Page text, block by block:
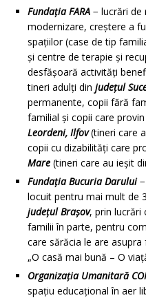
Fundația FARA − lucrări de
modernizare, creştere a
spațiilor (case de tip
și centre de terapie și
desfășoară activități
tineri adulți din județul
permanente, copii fără
familial şi copii care
Leordeni, Ilfov(tineri care
copii cu dizabilități care
Mare (tineri care au ieșit
Fundația Bucuria Darului−
locuit pentru mai mult de
județul Brașov, prin lucrări
familii în parte, pentru
care sărăcia le are
„O casă mai bună – O
Organizaţia Umanitară
spațiu educațional în aer